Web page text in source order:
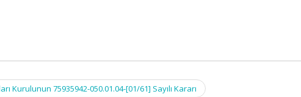
75935942-050.01.04-[01/61] Sayılı Kararı